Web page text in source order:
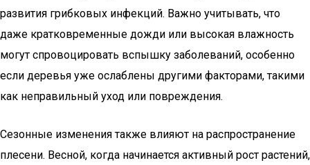
развития грибковых инфекций. Важно учитывать, что
даже кратковременные дожди или высокая влажность
могут спровоцировать вспышку заболеваний, особенно
если деревья уже ослаблены другими факторами, такими
как неправильный уход или повреждения.
Сезонные изменения также влияют на распространение
плесени. Весной, когда начинается активный рост растений,